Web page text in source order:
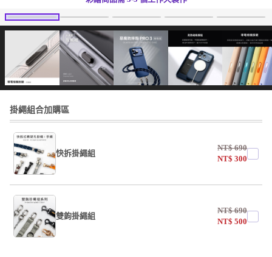
掛繩組合加購區
快拆掛繩組
NT$690
NT$300
undefined / undefined
雙鉤掛繩組
NT$690
NT$500